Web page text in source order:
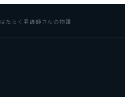
はたらく看護師さんの物語